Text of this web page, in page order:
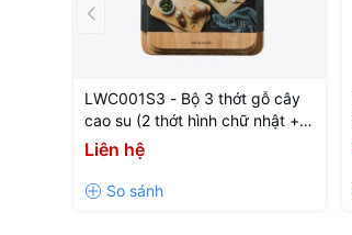
LWC001S3 - Bộ 3 thớt gỗ cây
cao su (2 thớt hình chữ nhật + 1
thớt ping pong)
Liên hệ